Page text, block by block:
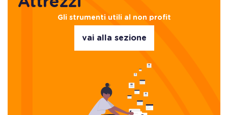
Gli strumenti utili al non profit
vai alla sezione